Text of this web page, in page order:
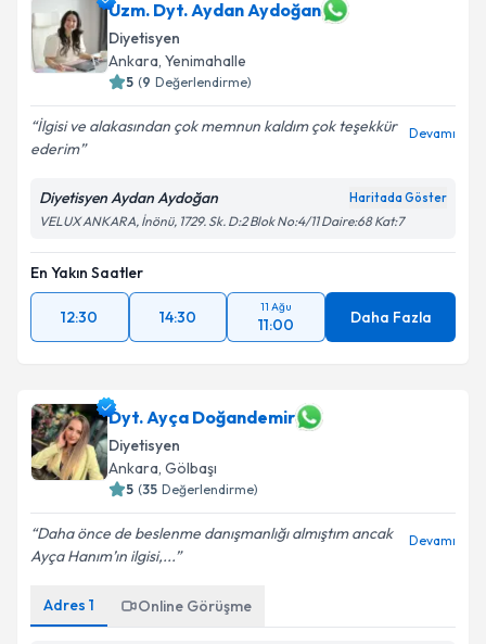
Uzm. Dyt. Aydan Aydoğan
Diyetisyen
Ankara, Yenimahalle
5 (9 Değerlendirme)
İlgisi ve alakasından çok memnun kaldım çok teşekkür
ederim
Devamı
Diyetisyen Aydan Aydoğan Haritada Göster
VELUX ANKARA, İnönü, 1729. Sk. D:2 Blok No:4/11 Daire:68 Kat:7
En Yakın Saatler
12:30 14:30
11 Ağu
11:00 Daha Fazla
Dyt. Ayça Doğandemir
Diyetisyen
Ankara, Gölbaşı
5 (35 Değerlendirme)
Daha önce de beslenme danışmanlığı almıştım ancak
Ayça Hanım’ın ilgisi,...
Devamı
Adres 1 Online Görüşme